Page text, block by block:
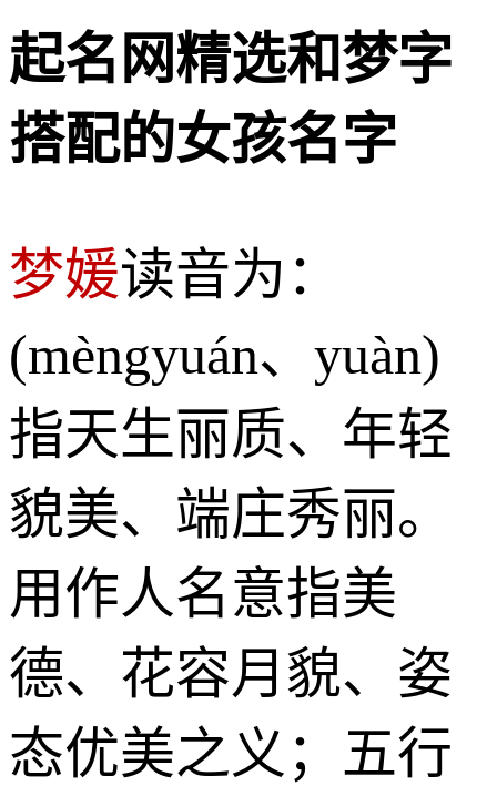
起名网精选和梦字
搭配的女孩名字
梦媛读音为：
(mèngyuán、yuàn)
指天生丽质、年轻
貌美、端庄秀丽。
用作人名意指美
德、花容月貌、姿
态优美之义；五行